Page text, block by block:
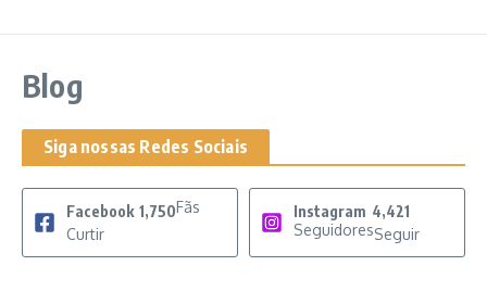
Blog
Siga nossas Redes Sociais
Facebook 1,750Fãs
Curtir
Instagram 4,421
SeguidoresSeguir